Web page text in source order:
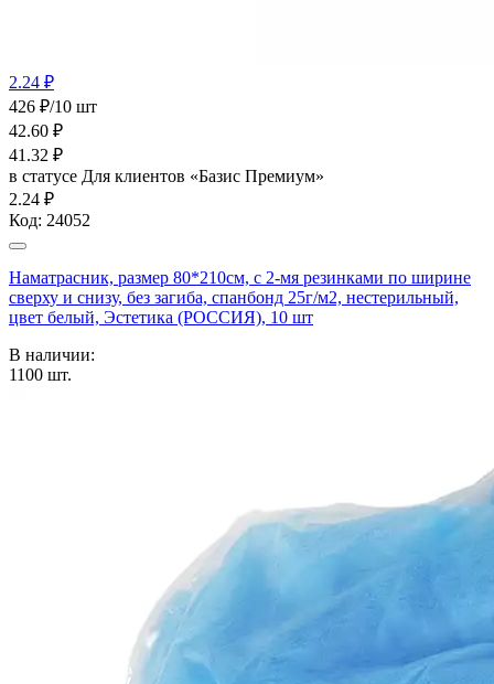
2.24 ₽
426 ₽/10 шт
42.60 ₽
41.32 ₽
в статусе Для клиентов «Базис Премиум»
2.24 ₽
Код: 24052
Наматрасник, размер 80*210см, с 2-мя резинками по ширине
сверху и снизу, без загиба, спанбонд 25г/м2, нестерильный,
цвет белый, Эстетика (РОССИЯ), 10 шт
В наличии:
1100 шт.